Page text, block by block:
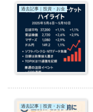
過去記事｜投資・お金
過去記事｜投資・お金